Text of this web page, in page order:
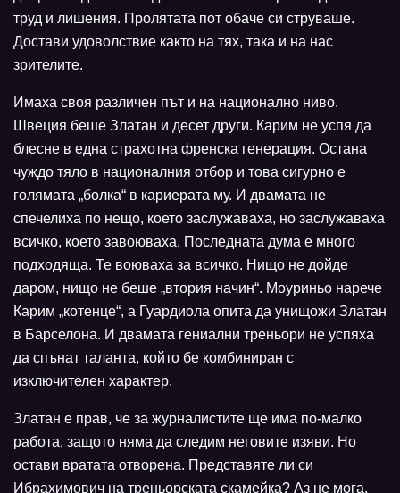
труд и лишения. Пролятата пот обаче си струваше.
Достави удоволствие както на тях, така и на нас
зрителите.
Имаха своя различен път и на национално ниво.
Швеция беше Златан и десет други. Карим не успя да
блесне в една страхотна френска генерация. Остана
чуждо тяло в националния отбор и това сигурно е
голямата „болка“ в кариерата му. И двамата не
спечелиха по нещо, което заслужаваха, но заслужаваха
всичко, което завоюваха. Последната дума е много
подходяща. Те воюваха за всичко. Нищо не дойде
даром, нищо не беше „втория начин“. Моуриньо нарече
Карим „котенце“, а Гуардиола опита да унищожи Златан
в Барселона. И двамата гениални треньори не успяха
да спънат таланта, който бе комбиниран с
изключителен характер.
Златан е прав, че за журналистите ще има по-малко
работа, защото няма да следим неговите изяви. Но
остави вратата отворена. Представяте ли си
Ибрахимович на треньорската скамейка? Аз не мога,